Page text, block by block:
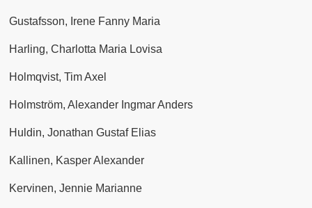
Gustafsson, Irene Fanny Maria
Harling, Charlotta Maria Lovisa
Holmqvist, Tim Axel
Holmström, Alexander Ingmar Anders
Huldin, Jonathan Gustaf Elias
Kallinen, Kasper Alexander
Kervinen, Jennie Marianne